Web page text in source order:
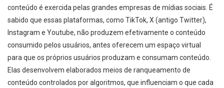
conteúdo é exercida pelas grandes empresas de mídias sociais. É
sabido que essas plataformas, como TikTok, X (antigo Twitter),
Instagram e Youtube, não produzem efetivamente o conteúdo
consumido pelos usuários, antes oferecem um espaço virtual
para que os próprios usuários produzam e consumam conteúdo.
Elas desenvolvem elaborados meios de ranqueamento de
conteúdo controlados por algoritmos, que influenciam o que cada